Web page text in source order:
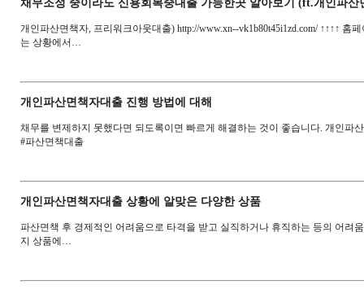
개인파산면책자, 프리워크아웃대출) http://www.xn--vk1b80t45i1zd.com/ ↑↑↑↑
는 상황에서…
개인파산면책자대출 진행 방법에 대해
채무를 변제하지 못했다면 되도록이면 빠르게 해결하는 것이 좋습니다. 개인
#파산면책대출
개인파산면책자대출 상황에 알맞은 다양한 상품
파산면책 후 경제적인 어려움으로 타격을 받고 실직하거나 휴직하는 등의 어
지 상품에…